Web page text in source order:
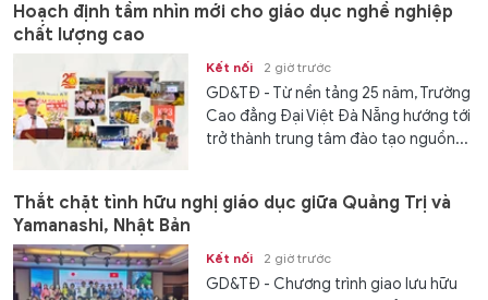
Hoạch định tầm nhìn mới cho giáo dục nghề nghiệp
chất lượng cao
Kết nối 2 giờ trước
GD&TĐ - Từ nền tảng 25 năm, Trường
Cao đẳng Đại Việt Đà Nẵng hướng tới
trở thành trung tâm đào tạo nguồn...
Thắt chặt tình hữu nghị giáo dục giữa Quảng Trị và
Yamanashi, Nhật Bản
Kết nối 2 giờ trước
GD&TĐ - Chương trình giao lưu hữu